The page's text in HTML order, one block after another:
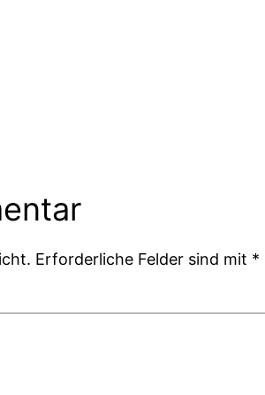
Erforderliche Felder sind mit *